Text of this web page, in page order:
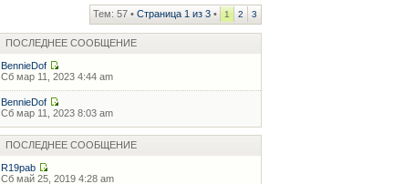
Тем: 57 • Страница 1 из 3 • 1 2 3
ПОСЛЕДНЕЕ СООБЩЕНИЕ
BennieDof
Сб мар 11, 2023 4:44 am
BennieDof
Сб мар 11, 2023 8:03 am
ПОСЛЕДНЕЕ СООБЩЕНИЕ
R19pab
Сб май 25, 2019 4:28 am